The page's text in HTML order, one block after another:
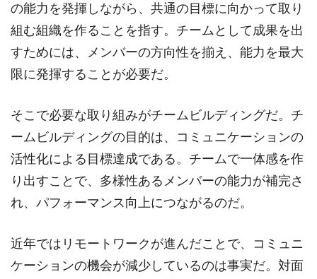
の能力を発揮しながら、共通の目標に向かって取り
組む組織を作ることを指す。チームとして成果を出
すためには、メンバーの方向性を揃え、能力を最大
限に発揮することが必要だ。
そこで必要な取り組みがチームビルディングだ。チ
ームビルディングの目的は、コミュニケーションの
活性化による目標達成である。チームで一体感を作
り出すことで、多様性あるメンバーの能力が補完さ
れ、パフォーマンス向上につながるのだ。
近年ではリモートワークが進んだことで、コミュニ
ケーションの機会が減少しているのは事実だ。対面